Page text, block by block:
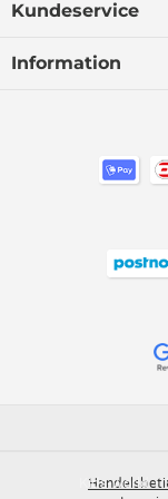
Kundeservice
Information
Kids-world